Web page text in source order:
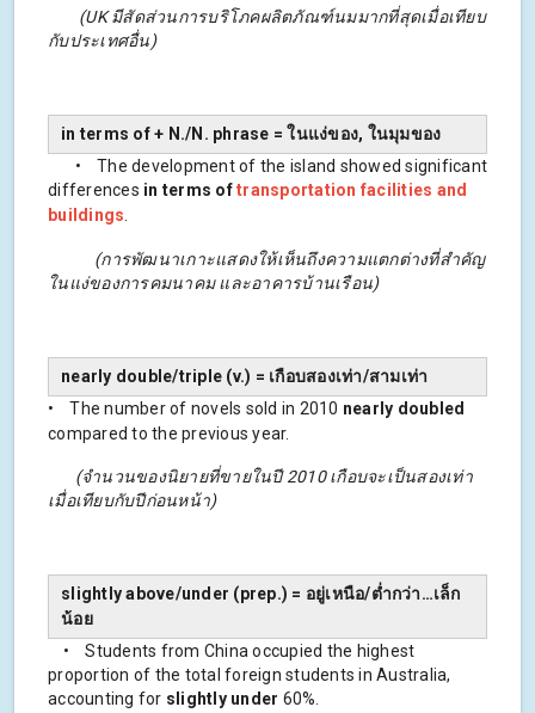
(UK มีสัดส่วนการบริโภคผลิตภัณฑ์นมมากที่สุดเมื่อเทียบ
กับประเทศอื่น)
in terms of + N./N. phrase = ในแง่ของ, ในมุมของ
• The development of the island showed significant
differences in terms oftransportation facilities and
buildings
(การพัฒนาเกาะแสดงให้เห็นถึงความแตกต่างที่สำคัญ
ในแง่ของการคมนาคม และอาคารบ้านเรือน)
nearly double/triple (v.) = เกือบสองเท่า/สามเท่า
• The number of novels sold in 2010 nearly doubled
compared to the previous year.
(จำนวนของนิยายที่ขายในปี 2010 เกือบจะเป็นสองเท่า
เมื่อเทียบกับปีก่อนหน้า)
slightly above/under (prep.) = อยู่เหนือ/ต่ำกว่า…เล็ก
น้อย
• Students from China occupied the highest
proportion of the total foreign students in Australia,
accounting for slightly under 60%.